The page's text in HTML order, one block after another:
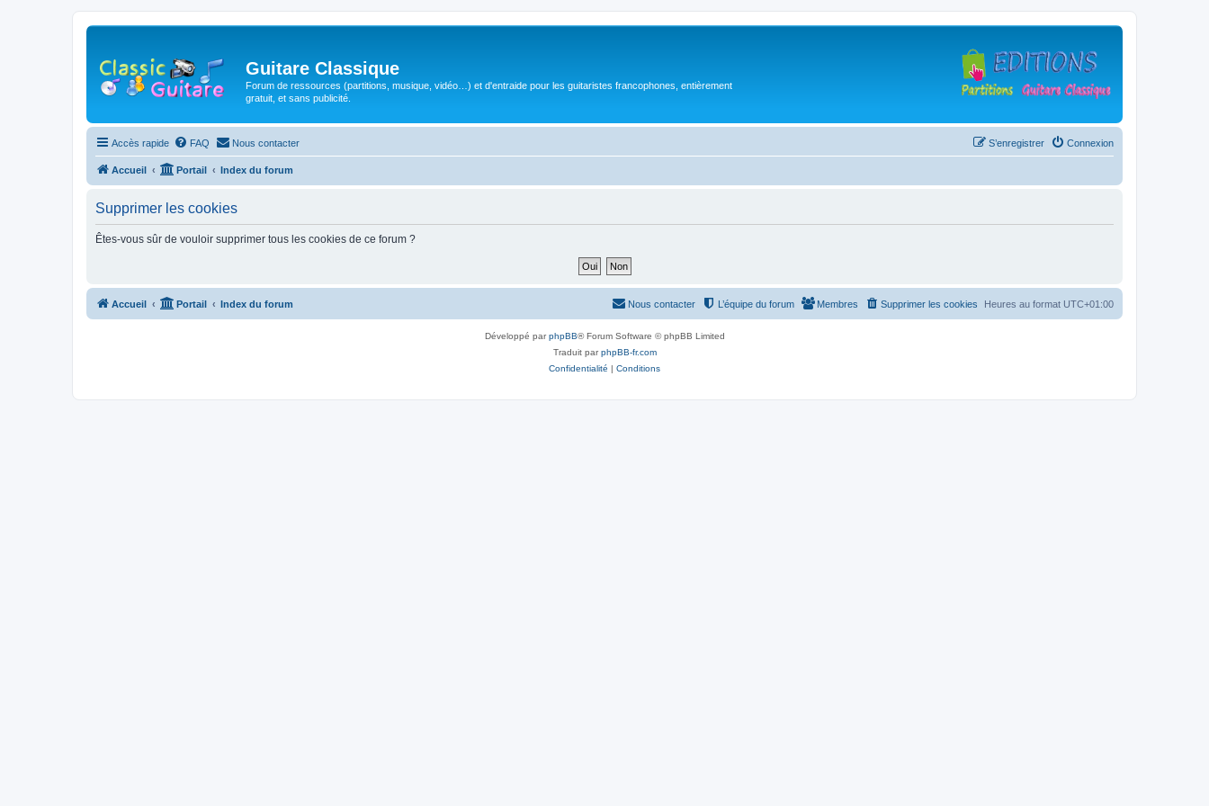
Guitare Classique
Forum de ressources (partitions, musique, vidéo…) et d'entraide pour les guitaristes francophones, entièrement
gratuit, et sans publicité.
Accès rapide FAQ Nous contacter Connexion
S’enregistrer
Accueil Portail Index du forum
Supprimer les cookies
Êtes-vous sûr de vouloir supprimer tous les cookies de ce forum ?
Accueil Portail Index du forum Heures au format UTC+01:00
Supprimer les cookies
Membres
L’équipe du forum
Nous contacter
Développé parphpBB® Forum Software © phpBB Limited
Traduit parphpBB-fr.com
Confidentialité | Conditions